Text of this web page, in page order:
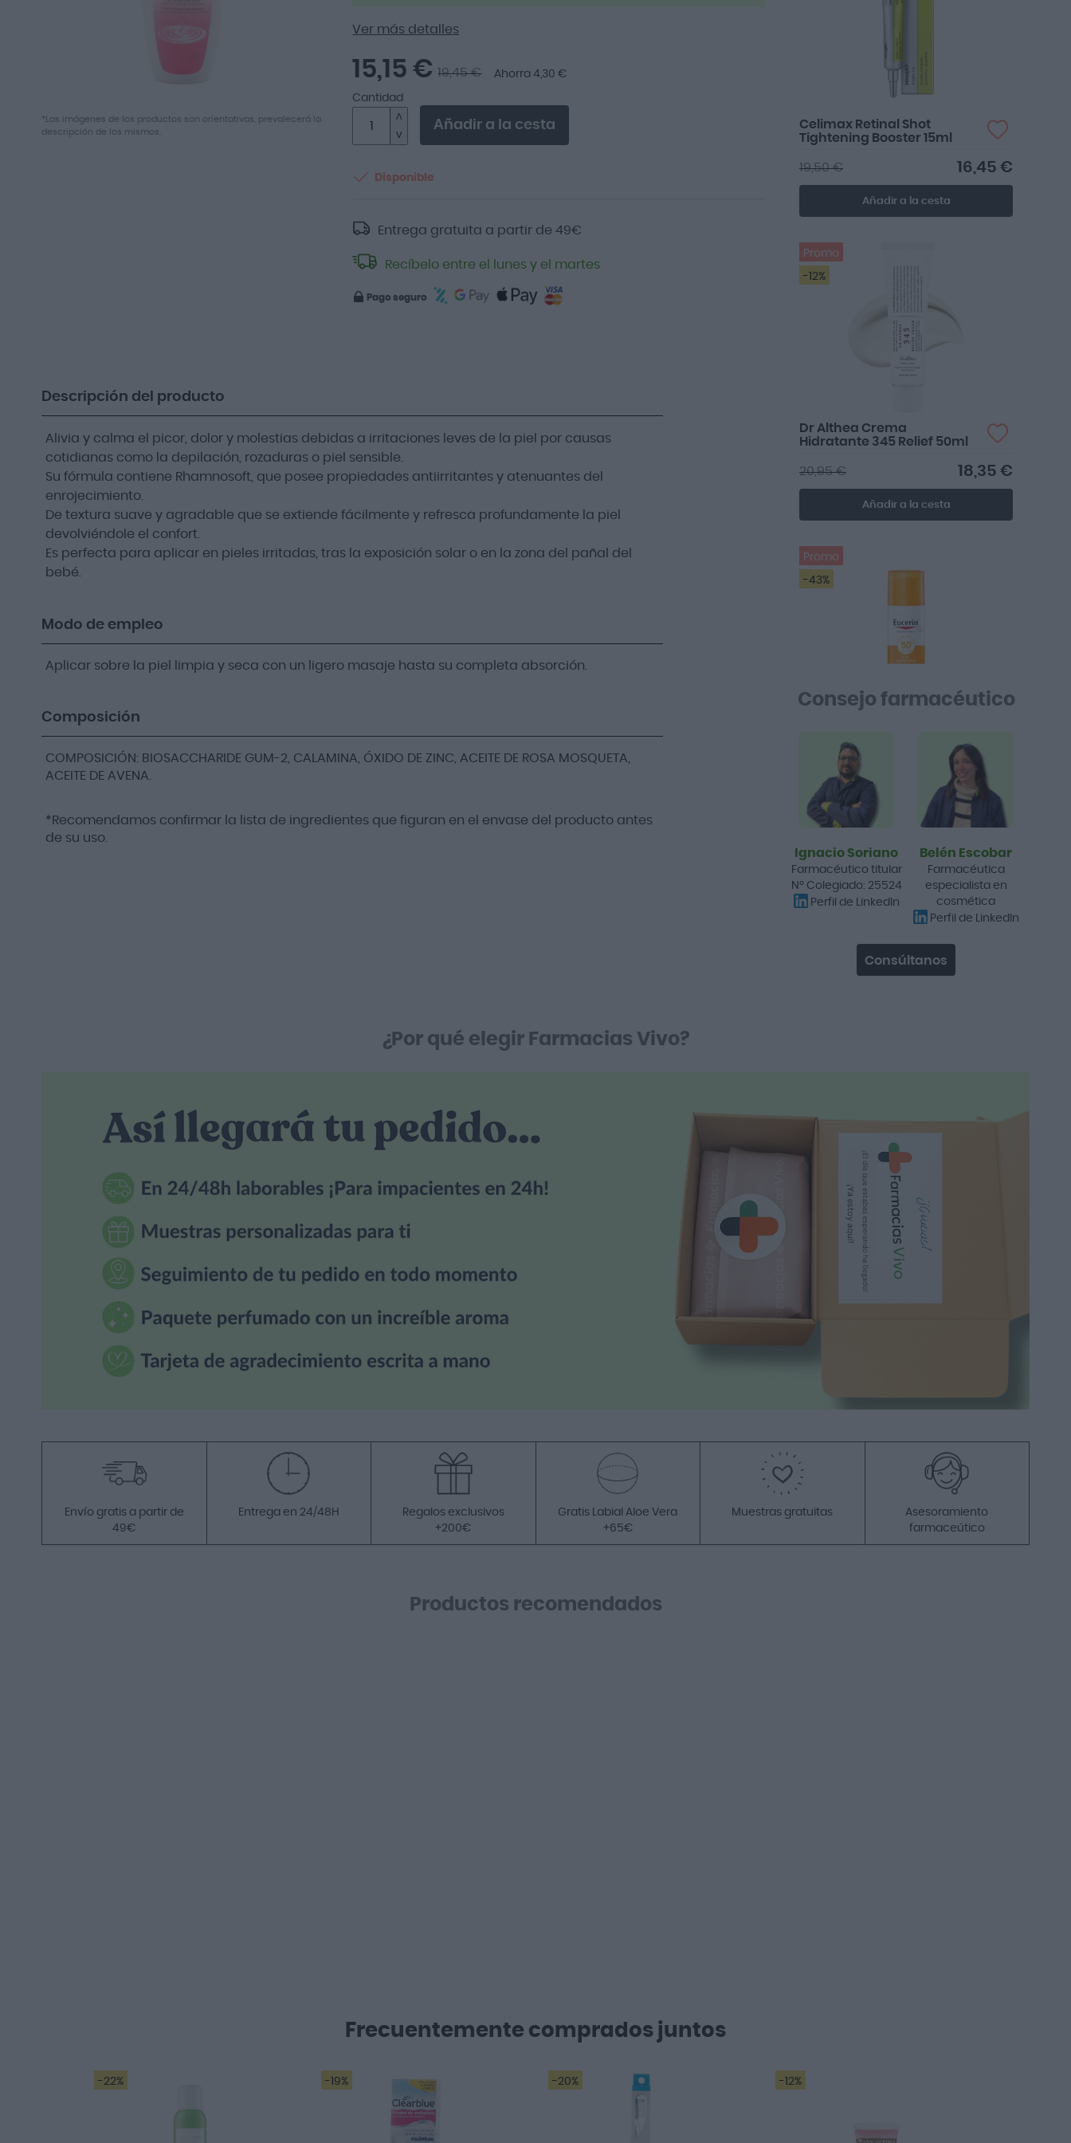
*Las imágenes de los productos son orientativas, prevalecerá la
descripción de los mismos.
Ver más detalles
15,15 € 19,45 € Ahorra 4,30 €
Cantidad
Añadir a la cesta
Disponible
Entrega gratuita a partir de49€
Recíbelo entre el lunes y el martes
Pago seguro
Celimax Retinal Shot
Tightening Booster 15ml
16,45 €
19,50 €
Añadir a la cesta
Promo
-12%
Dr Althea Crema
Hidratante 345 Relief 50ml
18,35 €
20,95 €
Añadir a la cesta
Promo
-43%
Control Dry Touch Gel
Crema SPF50+ 50ml
10,70 €
18,65 €
Añadir a la cesta
Promo
-15%
Me gusta porque no irrita
Añadir a la cesta
No lo conocía. Está bien, pero me
gusta más el gel
Añadir a la cesta
Promo
Descripción del producto
Alivia y calma el picor, dolor y molestias debidas a irritaciones leves de la piel por causas
cotidianas como la depilación, rozaduras o piel sensible.
Su fórmula contiene Rhamnosoft, que posee propiedades antiirritantes y atenuantes del
enrojecimiento.
De textura suave y agradable que se extiende fácilmente y refresca profundamente la piel
devolviéndole el confort.
Es perfecta para aplicar en pieles irritadas, tras la exposición solar o en la zona del pañal del
bebé.
Modo de empleo
Aplicar sobre la piel limpia y seca con un ligero masaje hasta su completa absorción.
Composición
COMPOSICIÓN: BIOSACCHARIDE GUM-2, CALAMINA, ÓXIDO DE ZINC, ACEITE DE ROSA MOSQUETA,
ACEITE DE AVENA.
*Recomendamos confirmar la lista de ingredientes que figuran en el envase del producto antes
de su uso.
Consejo farmacéutico
Ignacio Soriano
Farmacéutico titular
Nº Colegiado: 25524
Perfil de LinkedIn
Belén Escobar
Farmacéutica
especialista en
cosmética
Perfil de LinkedIn
Consúltanos
¿Por qué elegir Farmacias Vivo?
Envío gratis a partir de
49€
Entrega en 24/48H
Regalos exclusivos
+200€
Gratis Labial Aloe Vera
+65€
Muestras gratuitas
Asesoramiento
farmaceútico
Productos recomendados
Frecuentemente comprados juntos
-22% -19% -20% -12%